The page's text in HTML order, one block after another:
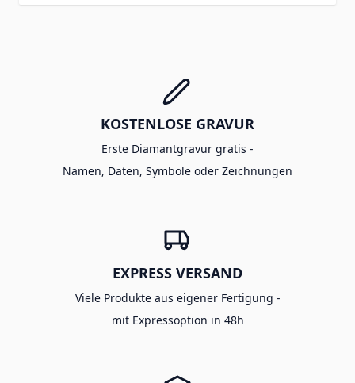
KOSTENLOSE GRAVUR
Erste Diamantgravur gratis -
Namen, Daten, Symbole oder Zeichnungen
EXPRESS VERSAND
Viele Produkte aus eigener Fertigung -
mit Expressoption in 48h